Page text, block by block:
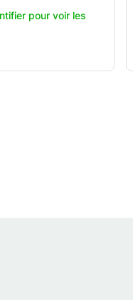
pour voir les